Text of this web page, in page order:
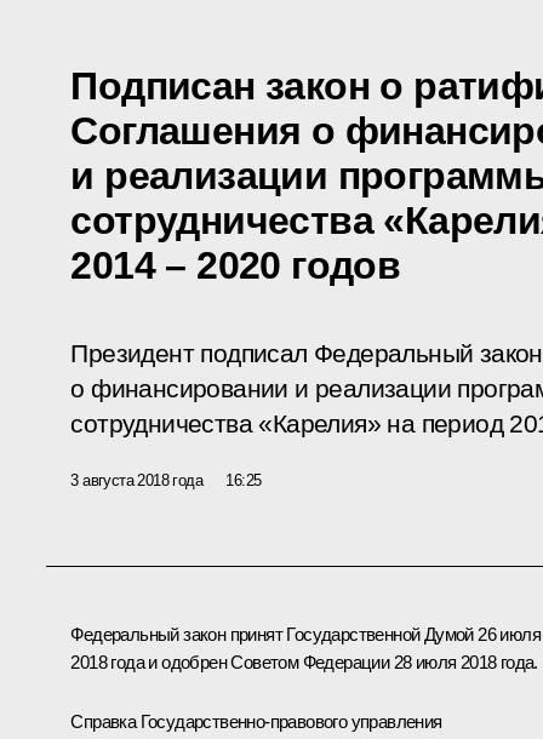
Подписан закон о
Соглашения о
и реализации
сотрудничества
2014 – 2020 годов
Президент подписал Федеральный
о финансировании и реализации
сотрудничества «Карелия» на период
3 августа 2018 года 16:25
Федеральный закон принят Государственной Думой 26 июля
2018 года и одобрен Советом Федерации 28 июля 2018 года.
Справка Государственно-правового управления